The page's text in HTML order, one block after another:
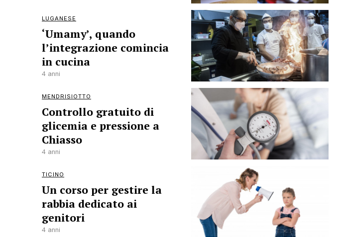
LUGANESE
‘Umamy’, quando
l’integrazione comincia
in cucina
4 anni
MENDRISIOTTO
Controllo gratuito di
glicemia e pressione a
Chiasso
4 anni
TICINO
Un corso per gestire la
rabbia dedicato ai
genitori
4 anni